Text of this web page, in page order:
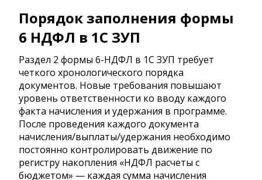
Порядок заполнения формы
6 НДФЛ в 1С ЗУП
Раздел 2 формы 6-НДФЛ в 1С ЗУП требует
четкого хронологического порядка
документов. Новые требования повышают
уровень ответственности ко вводу каждого
факта начисления и удержания в программе.
После проведения каждого документа
начисления/выплаты/удержания необходимо
постоянно контролировать движение по
регистру накопления «НДФЛ расчеты с
бюджетом» — каждая сумма начисления